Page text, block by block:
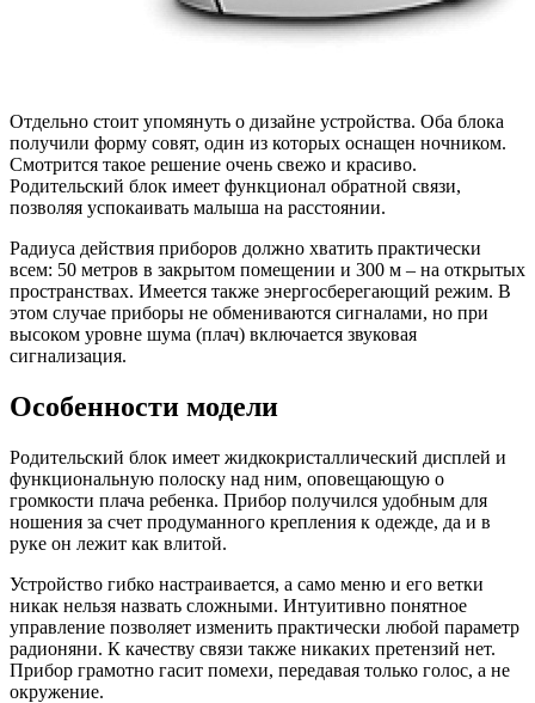
Отдельно стоит упомянуть о дизайне устройства. Оба блока
получили форму совят, один из которых оснащен ночником.
Смотрится такое решение очень свежо и красиво.
Родительский блок имеет функционал обратной связи,
позволяя успокаивать малыша на расстоянии.
Радиуса действия приборов должно хватить практически
всем: 50 метров в закрытом помещении и 300 м – на открытых
пространствах. Имеется также энергосберегающий режим. В
этом случае приборы не обмениваются сигналами, но при
высоком уровне шума (плач) включается звуковая
сигнализация.
Особенности модели
Родительский блок имеет жидкокристаллический дисплей и
функциональную полоску над ним, оповещающую о
громкости плача ребенка. Прибор получился удобным для
ношения за счет продуманного крепления к одежде, да и в
руке он лежит как влитой.
Устройство гибко настраивается, а само меню и его ветки
никак нельзя назвать сложными. Интуитивно понятное
управление позволяет изменить практически любой параметр
радионяни. К качеству связи также никаких претензий нет.
Прибор грамотно гасит помехи, передавая только голос, а не
окружение.